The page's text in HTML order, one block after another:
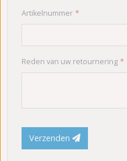
Artikelnummer
Reden van uw retournering
Verzenden